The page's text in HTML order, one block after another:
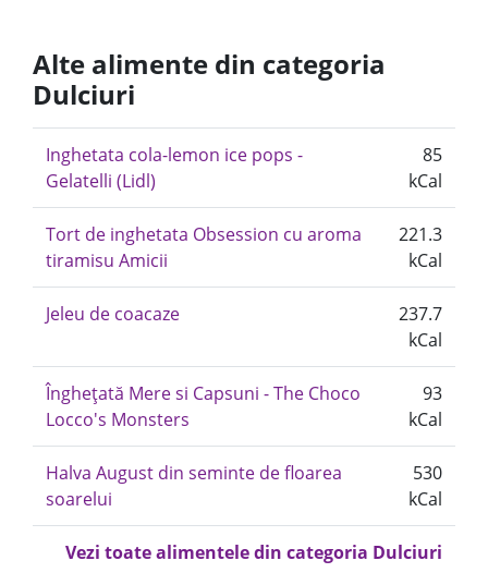
Alte alimente din categoria
Dulciuri
Inghetata cola-lemon ice pops -
Gelatelli (Lidl)
85
kCal
Tort de inghetata Obsession cu aroma
tiramisu Amicii
221.3
kCal
Jeleu de coacaze
237.7
kCal
Înghețată Mere si Capsuni - The Choco
Locco's Monsters
93
kCal
Halva August din seminte de floarea
soarelui
530
kCal
Vezi toate alimentele din categoria Dulciuri